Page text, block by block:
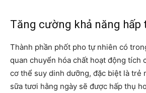
Tăng cường khả năng hấp
Thành phần phốt pho tự nhiên có
quan chuyển hóa chất hoạt động tích
cơ thể suy dinh dưỡng, đặc biệt là trẻ
sữa tươi hằng ngày sẽ được hấp thụ